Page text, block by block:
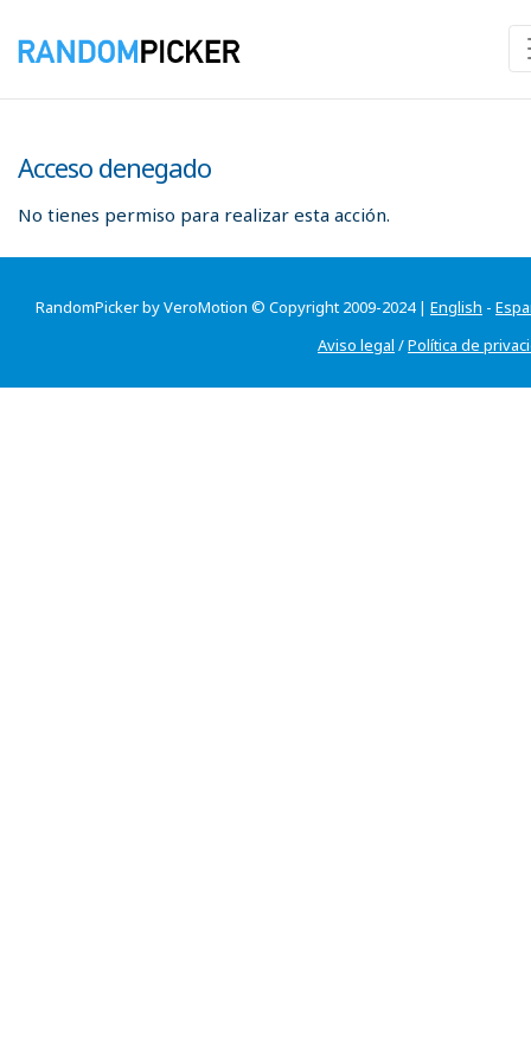
Acceso denegado
No tienes permiso para realizar esta acción.
RandomPicker by VeroMotion © Copyright 2009-2024 | English -
Aviso legal /Política de